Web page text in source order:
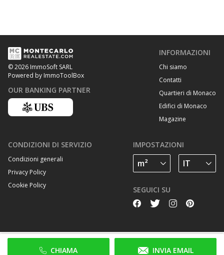
CHIAMA INVIA EMAIL
© 2026 ImmoSoft SARL
Powered by ImmoToolBox
OUR BANKING PARTNER
INFORMAZIONI
Chi siamo
Contatti
Quartieri di Monaco
Edifici di Monaco
Magazine
CONDIZIONI DI SERVIZIO
Condizioni generali
Privacy Policy
Cookie Policy
IMPOSTAZIONI
SEGUICI SU